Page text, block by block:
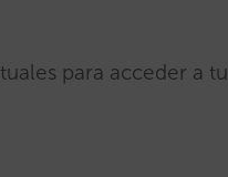
para acceder a tu